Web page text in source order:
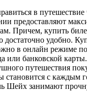
в
предоставляют
Причем, купить
достаточно удобно.
в онлайн режиме
или банковской
путешествия
становится с каждым
Шейх занимают